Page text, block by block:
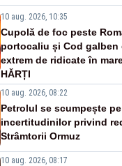
10 aug. 2026, 10:35
Cupolă de foc peste
portocaliu și Cod galben
extrem de ridicate în
HĂRȚI
10 aug. 2026, 08:22
Petrolul se scumpește
incertitudinilor privind
Strâmtorii Ormuz
10 aug. 2026, 08:17